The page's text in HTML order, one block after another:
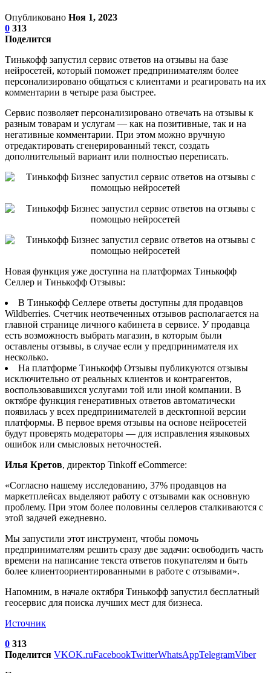
Опубликовано Ноя 1, 2023
0 313
Поделится
Тинькофф запустил сервис ответов на отзывы на базе
нейросетей, который поможет предпринимателям более
персонализировано общаться с клиентами и реагировать на их
комментарии в четыре раза быстрее.
Сервис позволяет персонализировано отвечать на отзывы к
разным товарам и услугам — как на позитивные, так и на
негативные комментарии. При этом можно вручную
отредактировать сгенерированный текст, создать
дополнительный вариант или полностью переписать.
Новая функция уже доступна на платформах Тинькофф
Селлер и Тинькофф Отзывы:
В Тинькофф Селлере ответы доступны для продавцов
Wildberries. Счетчик неотвеченных отзывов располагается на
главной странице личного кабинета в сервисе. У продавца
есть возможность выбрать магазин, в которым были
оставлены отзывы, в случае если у предпринимателя их
несколько.
На платформе Тинькофф Отзывы публикуются отзывы
исключительно от реальных клиентов и контрагентов,
воспользовавшихся услугами той или иной компании. В
октябре функция генеративных ответов автоматически
появилась у всех предпринимателей в десктопной версии
платформы. В первое время отзывы на основе нейросетей
будут проверять модераторы — для исправления языковых
ошибок или смысловых неточностей.
Илья Кретов, директор Tinkoff eCommerce:
«Согласно нашему исследованию, 37% продавцов на
маркетплейсах выделяют работу с отзывами как основную
проблему. При этом более половины селлеров сталкиваются с
этой задачей ежедневно.
Мы запустили этот инструмент, чтобы помочь
предпринимателям решить сразу две задачи: освободить часть
времени на написание текста ответов покупателям и быть
более клиентоориентированными в работе с отзывами».
Напомним, в начале октября Тинькофф запустил бесплатный
геосервис для поиска лучших мест для бизнеса.
Источник
0 313
Поделится VKOK.ruFacebookTwitterWhatsAppTelegramViber